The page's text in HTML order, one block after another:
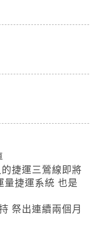
捷運三鶯線即將
量捷運系統 也是
祭出連續兩個月